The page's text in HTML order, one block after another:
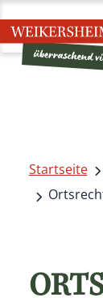
Startseite